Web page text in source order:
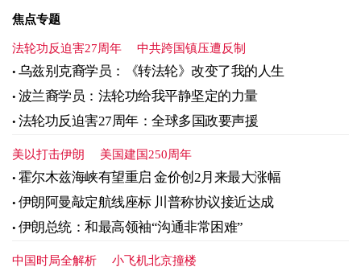
焦点专题
法轮功反迫害27周年 中共跨国镇压遭反制
乌兹别克裔学员：《转法轮》改变了我的人生
波兰裔学员：法轮功给我平静坚定的力量
法轮功反迫害27周年：全球多国政要声援
美以打击伊朗 美国建国250周年
霍尔木兹海峡有望重启 金价创2月来最大涨幅
伊朗阿曼敲定航线座标 川普称协议接近达成
伊朗总统：和最高领袖“沟通非常困难”
中国时局全解析 小飞机北京撞楼